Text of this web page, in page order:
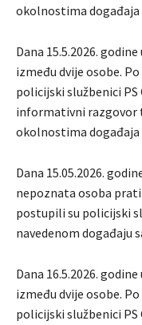
okolnostima događaja
Dana 15.5.2026.
između dvije osobe.
policijski službenici
informativni razgovor
okolnostima događaja
Dana 15.05.2026.
nepoznata osoba
postupili su policijski
navedenom događaju
Dana 16.5.2026.
između dvije osobe.
policijski službenici